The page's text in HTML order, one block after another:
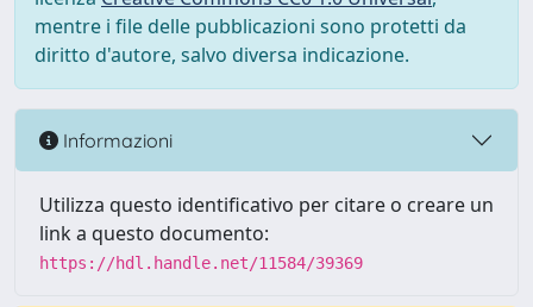
mentre i file delle pubblicazioni sono protetti da
diritto d'autore, salvo diversa indicazione.
Informazioni
Utilizza questo identificativo per citare o creare un
link a questo documento:
https://hdl.handle.net/11584/39369